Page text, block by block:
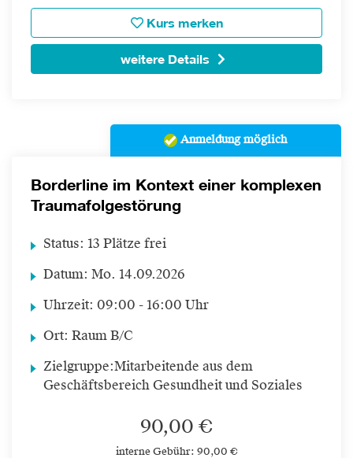
Kurs merken
weitere Details
Anmeldung möglich
Borderline im Kontext einer komplexen
Traumafolgestörung
Status: 13 Plätze frei
Datum: Mo. 14.09.2026
Uhrzeit: 09:00 - 16:00 Uhr
Ort: Raum B/C
Zielgruppe:Mitarbeitende aus dem
Geschäftsbereich Gesundheit und Soziales
90,00 €
interne Gebühr: 90,00 €